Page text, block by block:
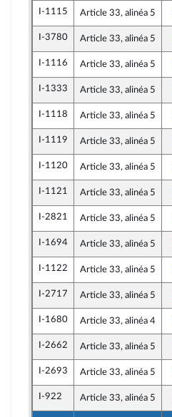
I-1115 Article 33, alinéa 5
I-3780 Article 33, alinéa 5
I-1116 Article 33, alinéa 5
I-1333 Article 33, alinéa 5
I-1118 Article 33, alinéa 5
I-1119 Article 33, alinéa 5
I-1120 Article 33, alinéa 5
I-1121 Article 33, alinéa 5
I-2821 Article 33, alinéa 5
I-1694 Article 33, alinéa 5
I-1122 Article 33, alinéa 5
I-2717 Article 33, alinéa 5
I-1680 Article 33, alinéa 4
I-2662 Article 33, alinéa 5
I-2693 Article 33, alinéa 5
I-922 Article 33, alinéa 5